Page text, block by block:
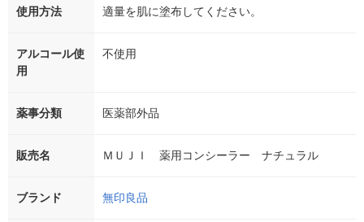
使用方法 適量を肌に塗布してください。
アルコール使
用
不使用
薬事分類 医薬部外品
販売名 ＭＵＪＩ 薬用コンシーラー ナチュラル
ブランド 無印良品